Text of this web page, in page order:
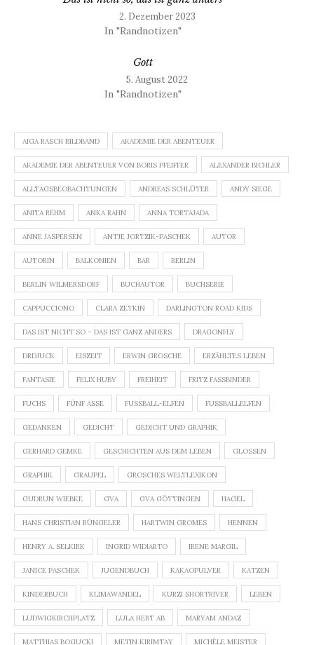
2. Dezember 2023
In "Randnotizen"
Gott
5. August 2022
In "Randnotizen"
AIGA RASCH BILDBAND AKADEMIE DER ABENTEUER
AKADEMIE DER ABENTEUER VON BORIS PFEIFFER ALEXANDER BICHLER
ALLTAGSBEOBACHTUNGEN ANDREAS SCHLÜTER ANDY SIEGE
ANITA REHM ANKA RAHN ANNA TORTAJADA
ANNE JASPERSEN ANTJE JORTZIK-PASCHEK AUTOR
AUTORIN BALKONIEN BAR BERLIN
BERLIN WILMERSDORF BUCHAUTOR BUCHSERIE
CAPPUCCIONO CLARA ZETKIN DARLINGTON ROAD KIDS
DAS IST NICHT SO – DAS IST GANZ ANDERS DRAGONFLY
DRDJUCK EISZEIT ERWIN GROSCHE ERZÄHLTES LEBEN
FANTASIE FELIX HUBY FREIHEIT FRITZ FASSBINDER
FUCHS FÜNF ASSE FUSSBALL-ELFEN FUSSBALLELFEN
GEDANKEN GEDICHT GEDICHT UND GRAPHIK
GERHARD GEMKE GESCHICHTEN AUS DEM LEBEN GLOSSEN
GRAPHIK GRAUPEL GROSCHES WELTLEXIKON
GUDRUN WIEBKE GVA GVA GÖTTINGEN HAGEL
HANS CHRISTIAN RÜNGELER HARTWIN GROMES HENNEN
HENRY A. SELKIRK INGRID WIDIARTO IRENE MARGIL
JANICE PASCHEK JUGENDBUCH KAKAOPULVER KATZEN
KINDERBUCH KLIMAWANDEL KURZI SHORTRIVER LEBEN
LUDWIGKIRCHPLATZ LULA HEBT AB MARYAM ANDAZ
MATTHIAS BOGUCKI METIN KIRIMTAY MICHÈLE MEISTER